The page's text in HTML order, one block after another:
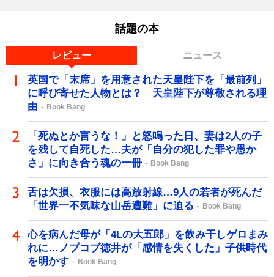
話題の本
レビュー ニュース
英国で「末席」を用意された天皇陛下を「最前列」
に呼び寄せた人物とは？ 天皇陛下が尊敬される理
由
Book Bang
「死ぬとか言うな！」と怒鳴った日、妻は2人の子
を残して自死した…夫が「自分の犯した罪や愚か
さ」に向き合う魂の一冊
Book Bang
舌は欠損、衣服には高放射線…9人の若者が死んだ
「世界一不気味な山岳遭難」に迫る
Book Bang
心を病んだ母が「4Lの大五郎」を飲み干しゲロまみ
れに…ノブコブ徳井が「感情を失くした」子供時代
を明かす
Book Bang